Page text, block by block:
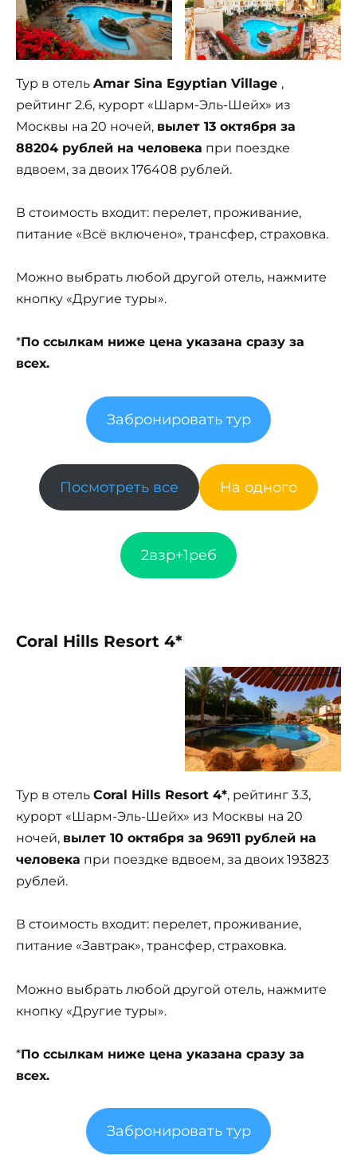
Тур в отель Amar Sina Egyptian Village ,
рейтинг 2.6, курорт «Шарм-Эль-Шейх» из
Москвы на 20 ночей, вылет 13 октября за
88204 рублей на человека при поездке
вдвоем, за двоих 176408 рублей.
В стоимость входит: перелет, проживание,
питание «Всё включено», трансфер, страховка.
Можно выбрать любой другой отель, нажмите
кнопку «Другие туры».
*По ссылкам ниже цена указана сразу за
всех.
Забронировать тур
Посмотреть все На одного
2взр+1реб
Coral Hills Resort 4*
Тур в отель Coral Hills Resort 4*, рейтинг 3.3,
курорт «Шарм-Эль-Шейх» из Москвы на 20
ночей, вылет 10 октября за 96911 рублей на
человека при поездке вдвоем, за двоих 193823
рублей.
В стоимость входит: перелет, проживание,
питание «Завтрак», трансфер, страховка.
Можно выбрать любой другой отель, нажмите
кнопку «Другие туры».
*По ссылкам ниже цена указана сразу за
всех.
Забронировать тур